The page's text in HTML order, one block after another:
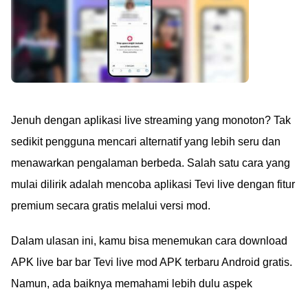
Jenuh dengan aplikasi live streaming yang monoton? Tak
sedikit pengguna mencari alternatif yang lebih seru dan
menawarkan pengalaman berbeda. Salah satu cara yang
mulai dilirik adalah mencoba aplikasi Tevi live dengan fitur
premium secara gratis melalui versi mod.
Dalam ulasan ini, kamu bisa menemukan cara download
APK live bar bar Tevi live mod APK terbaru Android gratis.
Namun, ada baiknya memahami lebih dulu aspek